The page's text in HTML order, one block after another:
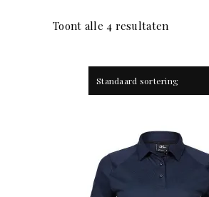
Toont alle 4 resultaten
Standaard sortering